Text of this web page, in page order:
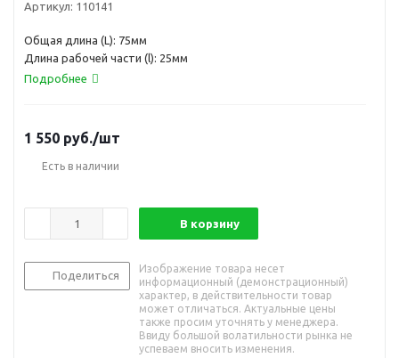
Артикул: 110141
Общая длина (L): 75мм
Длина рабочей части (l): 25мм
Подробнее
1 550 руб./шт
Есть в наличии
В корзину
Поделиться
Изображение товара несет
информационный (демонстрационный)
характер, в действительности товар
может отличаться. Актуальные цены
также просим уточнять у менеджера.
Ввиду большой волатильности рынка не
успеваем вносить изменения.